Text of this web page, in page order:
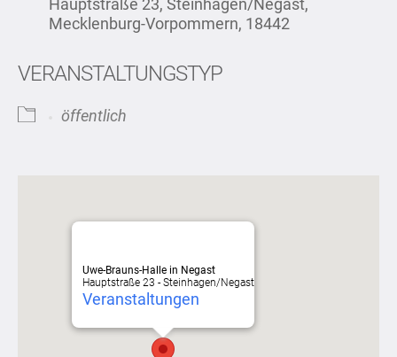
Hauptstraße 23, Steinhagen/Negast,
Mecklenburg-Vorpommern, 18442
VERANSTALTUNGSTYP
öffentlich
Uwe-Brauns-Halle in Negast
Hauptstraße 23 - Steinhagen/Negast
Veranstaltungen